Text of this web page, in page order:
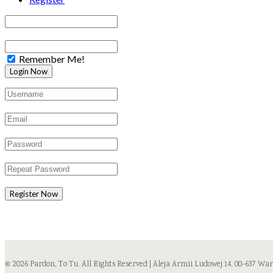
Remember Me!
Register Now
© 2026 Pardon, To Tu. All Rights Reserved | Aleja Armii Ludowej 14, 00-637